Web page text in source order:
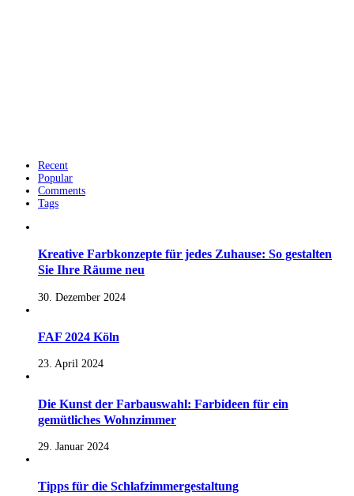
Recent
Popular
Comments
Tags
Kreative Farbkonzepte für jedes Zuhause: So gestalten
Sie Ihre Räume neu
30. Dezember 2024
FAF 2024 Köln
23. April 2024
Die Kunst der Farbauswahl: Farbideen für ein
gemütliches Wohnzimmer
29. Januar 2024
Tipps für die Schlafzimmergestaltung